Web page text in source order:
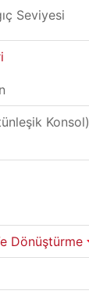
Seviyesi
Konsol)
Dönüştürme